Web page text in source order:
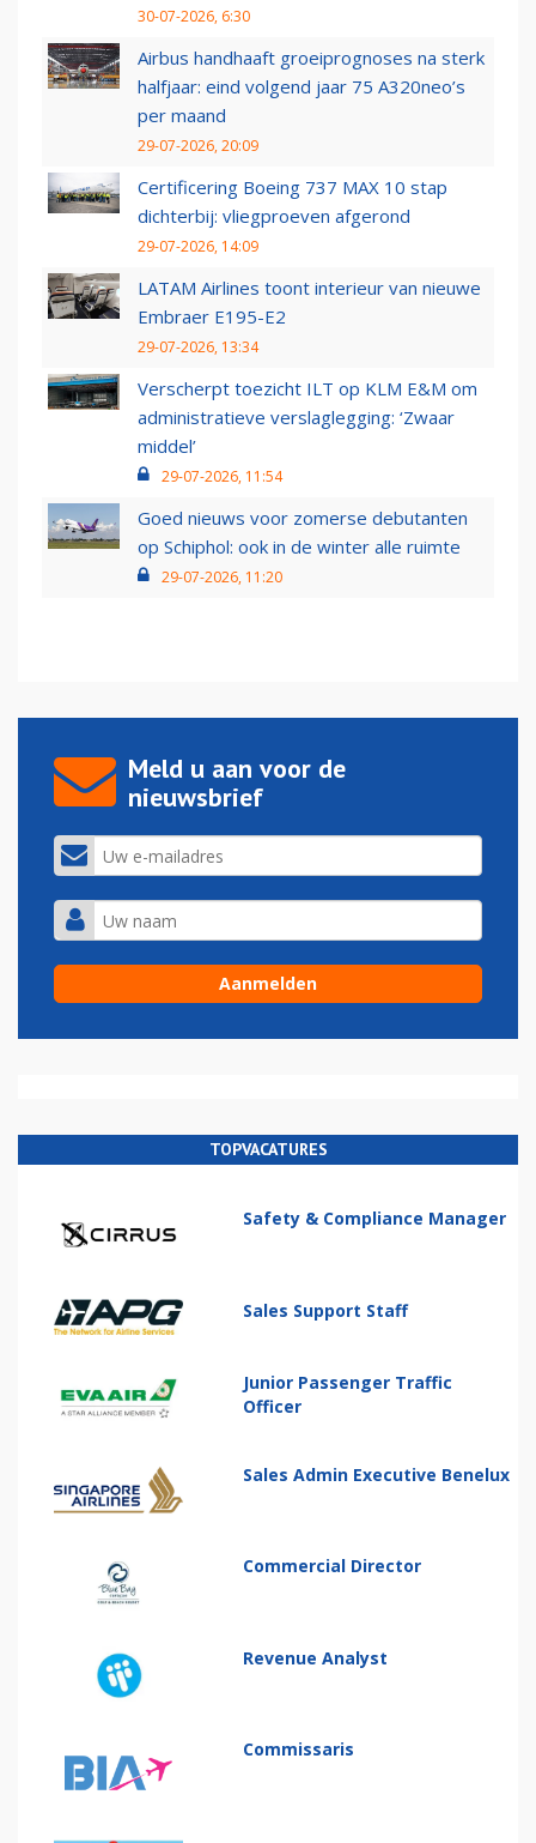
30-07-2026, 6:30
Airbus handhaaft groeiprognoses na sterk
halfjaar: eind volgend jaar 75 A320neo’s
per maand
29-07-2026, 20:09
Certificering Boeing 737 MAX 10 stap
dichterbij: vliegproeven afgerond
29-07-2026, 14:09
LATAM Airlines toont interieur van nieuwe
Embraer E195-E2
29-07-2026, 13:34
Verscherpt toezicht ILT op KLM E&M om
administratieve verslaglegging: ‘Zwaar
middel’
29-07-2026, 11:54
Goed nieuws voor zomerse debutanten
op Schiphol: ook in de winter alle ruimte
29-07-2026, 11:20
Meld u aan voor de
nieuwsbrief
TOPVACATURES
Safety & Compliance Manager
Sales Support Staff
Junior Passenger Traffic
Officer
Sales Admin Executive Benelux
Commercial Director
Revenue Analyst
Commissaris